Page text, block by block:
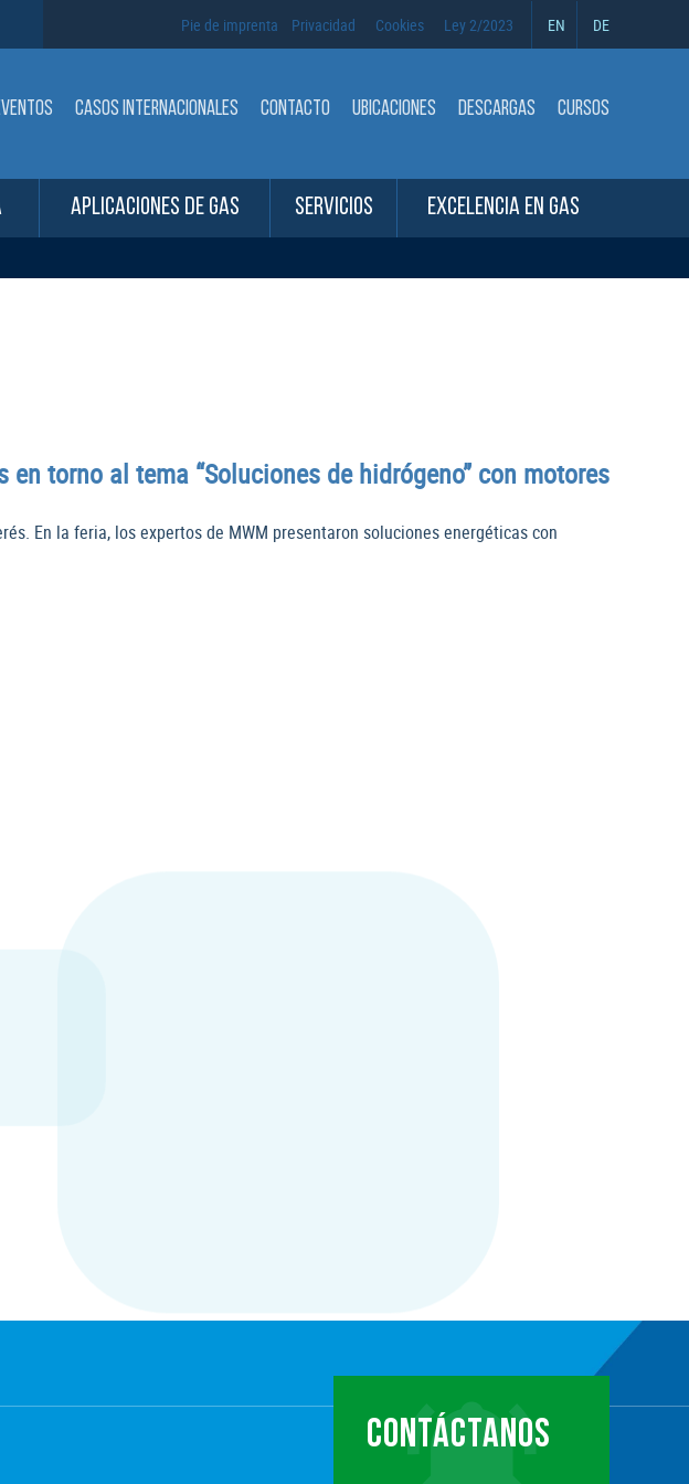
Pie de imprenta Privacidad Cookies Ley 2/2023 EN DE
CASOS INTERNACIONALES CONTACTO UBICACIONES DESCARGAS CURSOS
APLICACIONES DE GAS SERVICIOS EXCELENCIA EN GAS
torno al tema “Soluciones de hidrógeno” con motores
En la feria, los expertos de MWM presentaron soluciones energéticas con
CONTÁCTANOS